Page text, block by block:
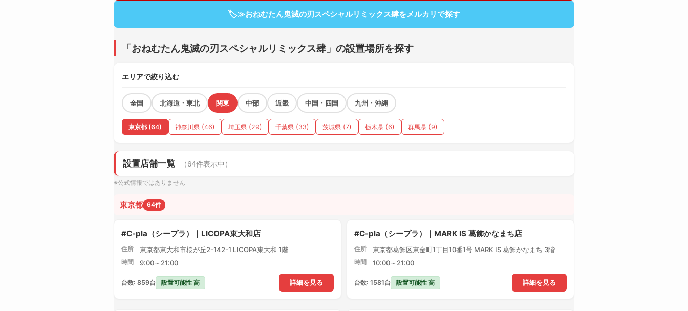
🏷≫おねむたん鬼滅の刃スペシャルリミックス肆をメルカリで探す
「おねむたん鬼滅の刃スペシャルリミックス肆」の設置場所を探す
エリアで絞り込む
全国 北海道・東北 関東 中部 近畿 中国・四国 九州・沖縄
東京都 (64) 神奈川県 (46) 埼玉県 (29) 千葉県 (33) 茨城県 (7) 栃木県 (6) 群馬県 (9)
設置店舗一覧 （64件表示中）
※公式情報ではありません
東京都 64件
#C-pla（シープラ）｜LICOPA東大和店
住所 東京都東大和市桜が丘2-142-1 LICOPA東大和 1階
時間 9:00～21:00
詳細を見る
台数: 859台 設置可能性 高
#C-pla（シープラ）｜MARK IS 葛飾かなまち店
住所 東京都葛飾区東金町1丁目10番1号 MARK IS 葛飾かなまち 3階
時間 10:00～21:00
詳細を見る
台数: 1581台 設置可能性 高